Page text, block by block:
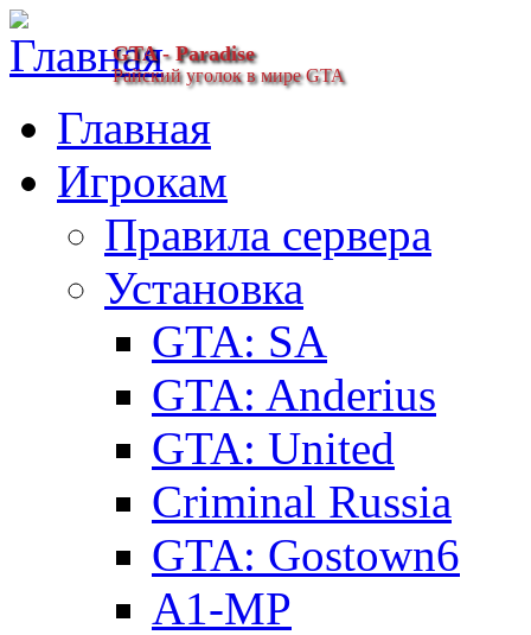
GTA - Paradise
Райский уголок в мире GTA
Главная
Игрокам
Правила сервера
Установка
GTA: SA
GTA: Anderius
GTA: United
Criminal Russia
GTA: Gostown6
A1-MP